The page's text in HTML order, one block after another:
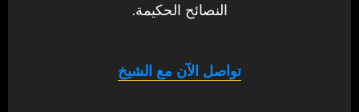
النصائح الحكيمة.
تواصل الآن مع الشيخ